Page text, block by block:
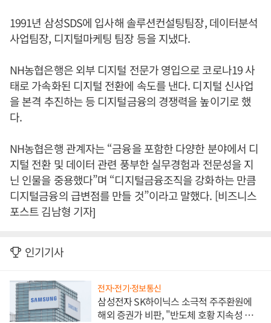
1991년 삼성SDS에 입사해 솔루션컨설팅팀장, 데이터분석
사업팀장, 디지털마케팅 팀장 등을 지냈다.
NH농협은행은 외부 디지털 전문가 영입으로 코로나19 사
태로 가속화된 디지털 전환에 속도를 낸다. 디지털 신사업
을 본격 추진하는 등 디지털금융의 경쟁력을 높이기로 했
다.
NH농협은행 관계자는 “금융을 포함한 다양한 분야에서 디
지털 전환 및 데이터 관련 풍부한 실무경험과 전문성을 지
닌 인물을 중용했다”며 “디지털금융조직을 강화하는 만큼
디지털금융의 급변점를 만들 것”이라고 말했다. [비즈니스
포스트 김남형 기자]
인기기사
전자·전기·정보통신
삼성전자 SK하이닉스 소극적 주주환원에
해외 증권가 비판, "반도체 호황 지속성 의